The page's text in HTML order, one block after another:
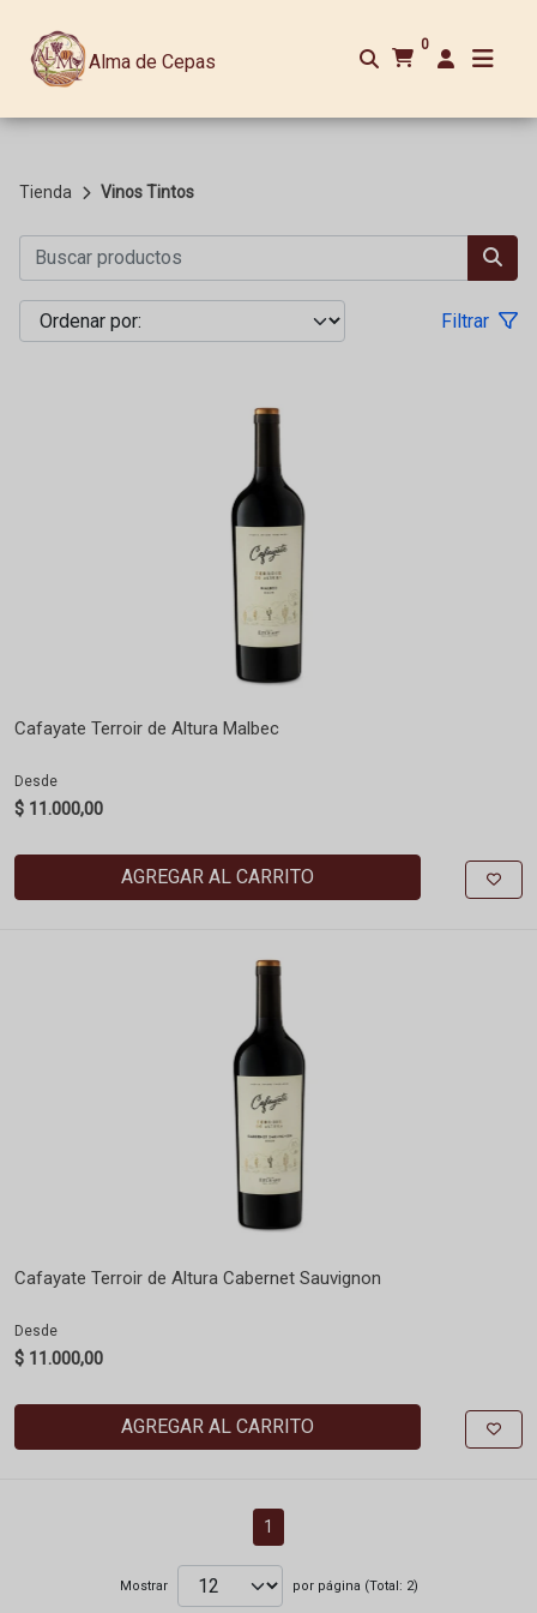
Alma de Cepas
0
Tienda Vinos Tintos
Filtrar
Cafayate Terroir de Altura Malbec
Desde
$ 11.000,00
AGREGAR AL CARRITO
Cafayate Terroir de Altura Cabernet Sauvignon
Desde
$ 11.000,00
AGREGAR AL CARRITO
1
Mostrar por página (Total: 2)